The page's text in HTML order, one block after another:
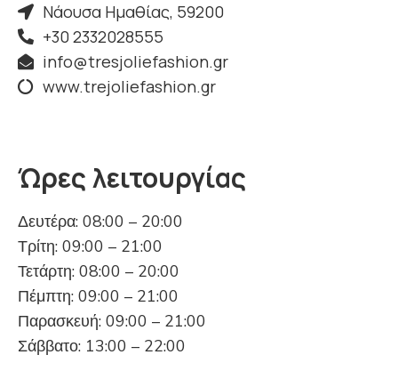
Νάουσα Ημαθίας, 59200
+30 2332028555
info@tresjoliefashion.gr
www.trejoliefashion.gr
Ώρες λειτουργίας
Δευτέρα: 08:00 – 20:00
Τρίτη: 09:00 – 21:00
Τετάρτη: 08:00 – 20:00
Πέμπτη: 09:00 – 21:00
Παρασκευή: 09:00 – 21:00
Σάββατο: 13:00 – 22:00